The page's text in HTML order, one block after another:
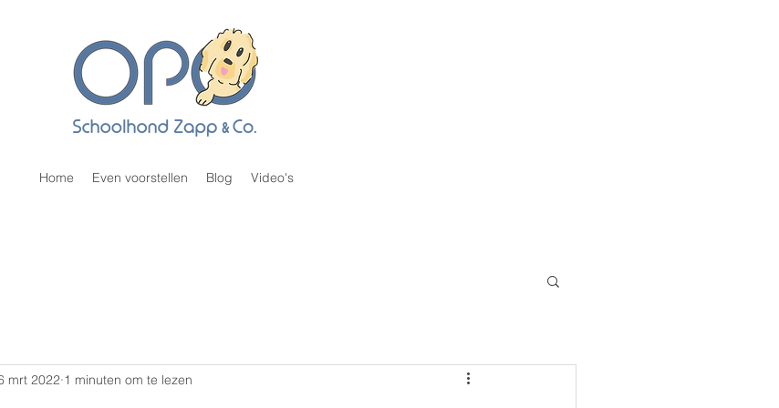
Home Even voorstellen Blog Video's
mrt 2022 1 minuten om te lezen